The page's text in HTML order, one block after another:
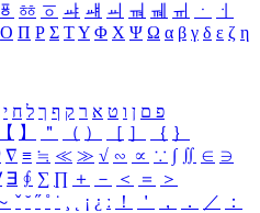
ㆄ ㆅ ㆆ ㆇ ㆈ ㆉ ㆊ ㆋ ㆌ ㆍ
ㆎ
Ο Π Ρ Σ ΤΥ Φ Χ Ψ Ω α β γ δ ε ζ η
פ ם ן ו ט א ר ק ף ך ל ח י
【 】 ＂ （ ） ［ ］ ｛ ｝
∇ ≡ ≒ ≪ ≫ √ ∽ ∝ ∵ ∫ ∬ ∈ ∋
∃ ∮ ∑ ∏ ＋ － ＜ ＝
＞
ˇ ˘ ˝ ˚ ˙ ¸ ¡ ¿ ː ！ ＇ ， ． ／
：